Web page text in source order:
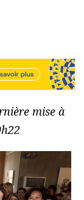
mise à